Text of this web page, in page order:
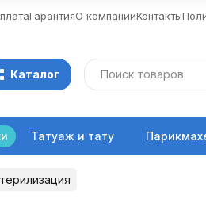
ГарантияО компанииКонтакты
Каталог
Татуаж и тату